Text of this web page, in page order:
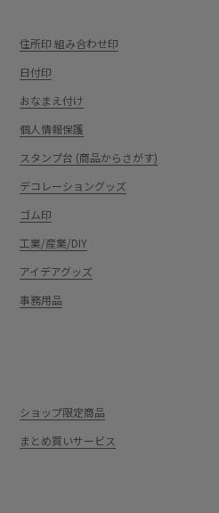
住所印 組み合わせ印
日付印
おなまえ付け
個人情報保護
スタンプ台 (商品からさがす)
デコレーショングッズ
ゴム印
工業/産業/DIY
アイデアグッズ
事務用品
ショップ限定商品
まとめ買いサービス